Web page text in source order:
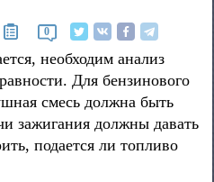
0
необходим анализ
Для бензинового
смесь должна быть
зажигания должны давать
подается ли топливо